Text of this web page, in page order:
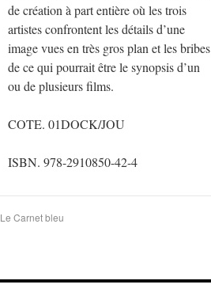
de création à part entière où les trois
artistes confrontent les détails d’une
image vues en très gros plan et les bribes
de ce qui pourrait être le synopsis d’un
ou de plusieurs films.
COTE. 01DOCK/JOU
ISBN. 978-2910850-42-4
Le Carnet bleu